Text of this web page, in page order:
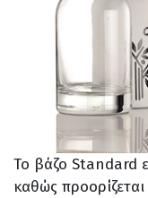
Το βάζο Standard
καθώς προορίζεται